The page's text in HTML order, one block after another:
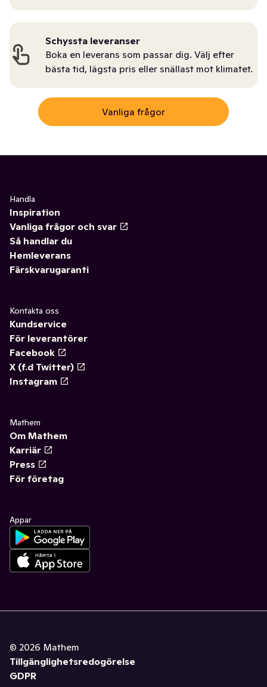
Schyssta leveranser
Boka en leverans som passar dig. Välj efter
bästa tid, lägsta pris eller snällast mot klimatet.
Vanliga frågor
Handla
Inspiration
Vanliga frågor och svar
Så handlar du
Hemleverans
Färskvarugaranti
Kontakta oss
Kundservice
För leverantörer
Facebook
X (f.d Twitter)
Instagram
Mathem
Om Mathem
Karriär
Press
För företag
Appar
© 2026 Mathem
Tillgänglighetsredogörelse
GDPR